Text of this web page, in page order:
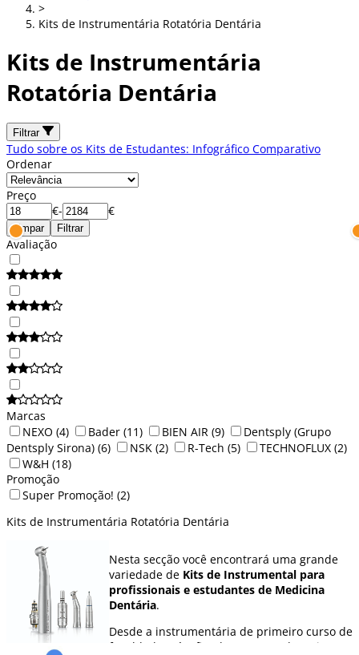
>
Kits de Instrumentária Rotatória Dentária
Kits de Instrumentária
Rotatória Dentária
Filtrar
Tudo sobre os Kits de Estudantes: Infográfico Comparativo
Ordenar
Preço
€- €
Limpar Filtrar
Avaliação
Marcas
NEXO (4) Bader (11) BIEN AIR (9)
Dentsply (Grupo
Dentsply Sirona) (6) NSK (2) R-Tech (5) TECHNOFLUX (2)
W&H (18)
Promoção
Super Promoção! (2)
Kits de Instrumentária Rotatória Dentária
Nesta secção você encontrará uma grande
variedade de Kits de Instrumental para
profissionais e estudantes de Medicina
Dentária.
Desde a instrumentária de primeiro curso de
faculdade até o fim de seus estudos. Kits